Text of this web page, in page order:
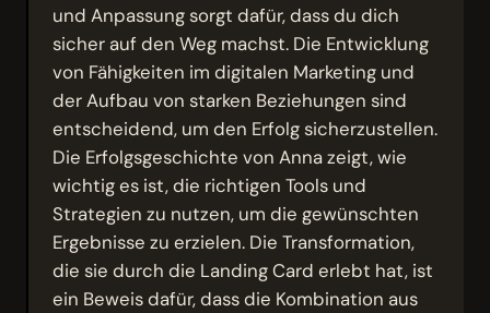
und Anpassung sorgt dafür, dass du dich
sicher auf den Weg machst. Die Entwicklung
von Fähigkeiten im digitalen Marketing und
der Aufbau von starken Beziehungen sind
entscheidend, um den Erfolg sicherzustellen.
Die Erfolgsgeschichte von Anna zeigt, wie
wichtig es ist, die richtigen Tools und
Strategien zu nutzen, um die gewünschten
Ergebnisse zu erzielen. Die Transformation,
die sie durch die Landing Card erlebt hat, ist
ein Beweis dafür, dass die Kombination aus